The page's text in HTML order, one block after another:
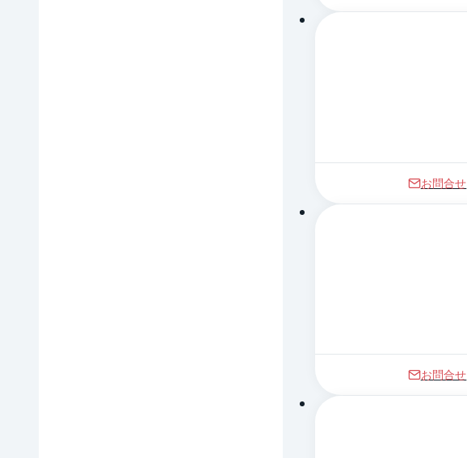
お問合せ
お問合せ